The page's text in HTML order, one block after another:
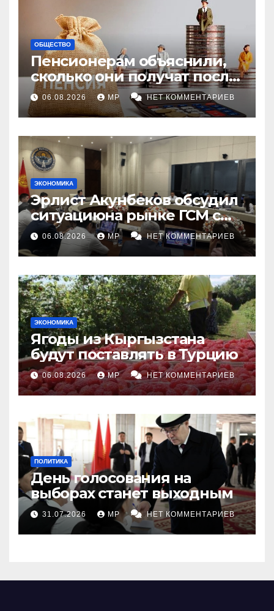
ОБЩЕСТВО
Пенсионерам объяснили,
сколько они получат после
индексации
06.08.2026 MP НЕТ КОММЕНТАРИЕВ
ЭКОНОМИКА
Эрлист Акунбеков обсудил
ситуациюна рынке ГСМ с
топливными компаниями
06.08.2026 MP НЕТ КОММЕНТАРИЕВ
ЭКОНОМИКА
Ягоды из Кыргызстана
будут поставлять в Турцию
06.08.2026 MP НЕТ КОММЕНТАРИЕВ
ПОЛИТИКА
День голосования на
выборах станет выходным
31.07.2026 MP НЕТ КОММЕНТАРИЕВ